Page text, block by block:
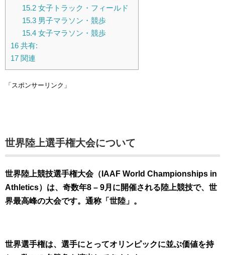
15.2女子トラック・フィールド
15.3男子マラソン・競歩
15.4女子マラソン・競歩
16 共有:
17 関連
「スポンサーリンク」
世界陸上選手権大会について
世界陸上競技選手権大会（IAAF World Championships in
Athletics）は、奇数年8 – 9月に開催される陸上競技で、世
界最高峰の大会です。通称「世陸」。
世界選手権は、選手にとってオリンピックに並ぶ価値を持